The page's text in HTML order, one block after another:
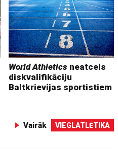
World Athletics neatcels
diskvalifikāciju
Baltkrievijas sportistiem
Vairāk VIEGLATLĒTIKA